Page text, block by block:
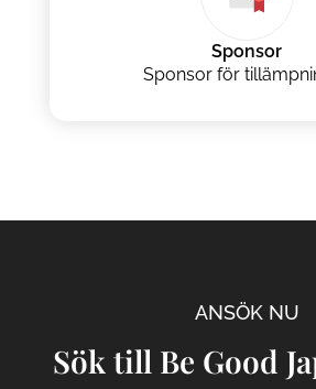
Sponsor
Sponsor för
ANSÖK NU
Sök till Be Good